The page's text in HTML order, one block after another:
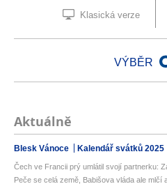
Klasická verze
VÝBĚR
Aktuálně
Blesk Vánoce Kalendář svátků 2025
Čech ve Francii prý umlátil svojí partnerku:
Peče se celá země, Babišova vláda ale mlčí